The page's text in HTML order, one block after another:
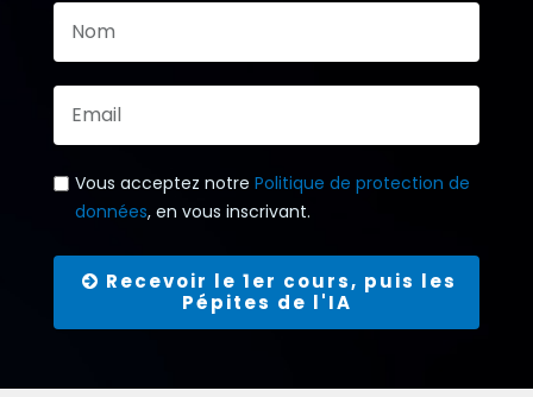
Vous acceptez notre Politique de protection de
données, en vous inscrivant.
Recevoir le 1er cours, puis les
Pépites de l'IA